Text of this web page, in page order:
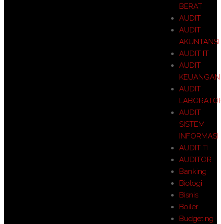
BERAT
AUDIT
AUDIT
AKUNTANSI
AUDIT IT
AUDIT
KEUANGAN
AUDIT
AUDIT
SISTEM
INFORMASI
AUDIT TI
AUDITOR
Banking
Biologi
Bisnis
Boiler
Budgeting